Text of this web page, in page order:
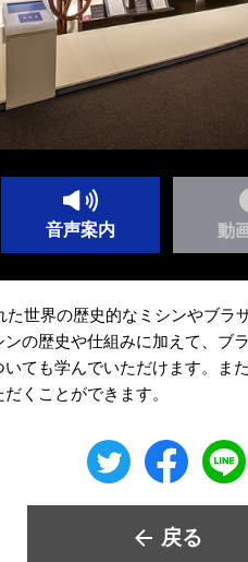
音声案内 動
た世界の歴史的なミシンやブラ
ンの歴史や仕組みに加えて、ブ
ても学んでいただけます。ま
くことができます。
戻る